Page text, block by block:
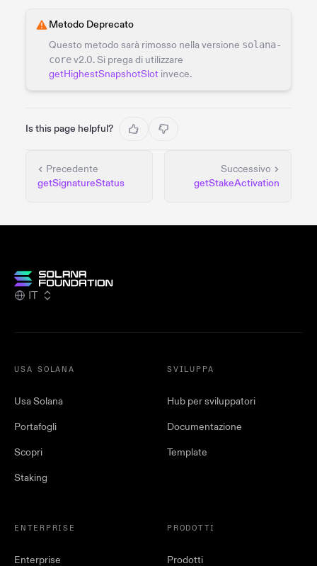
Metodo Deprecato
Questo metodo sarà rimosso nella versione solana-
corev2.0. Si prega di utilizzare
getHighestSnapshotSlot invece.
Is this page helpful?
Precedente
getSignatureStatus
Successivo
getStakeActivation
IT
USA SOLANA
Usa Solana
Portafogli
Scopri
Staking
SVILUPPA
Hub per sviluppatori
Documentazione
Template
ENTERPRISE
Enterprise
PRODOTTI
Prodotti